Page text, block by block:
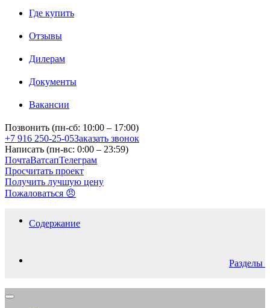
Где купить
Отзывы
Дилерам
Документы
Вакансии
Позвонить (пн-сб: 10:00 – 17:00)
+7 916 250-25-05Заказать звонок
Написать (пн-вс: 0:00 – 23:59)
ПочтаВатсапТелеграм
Просчитать проект
Получить лучшую цену
Пожаловаться 😠
Содержание
Разделы